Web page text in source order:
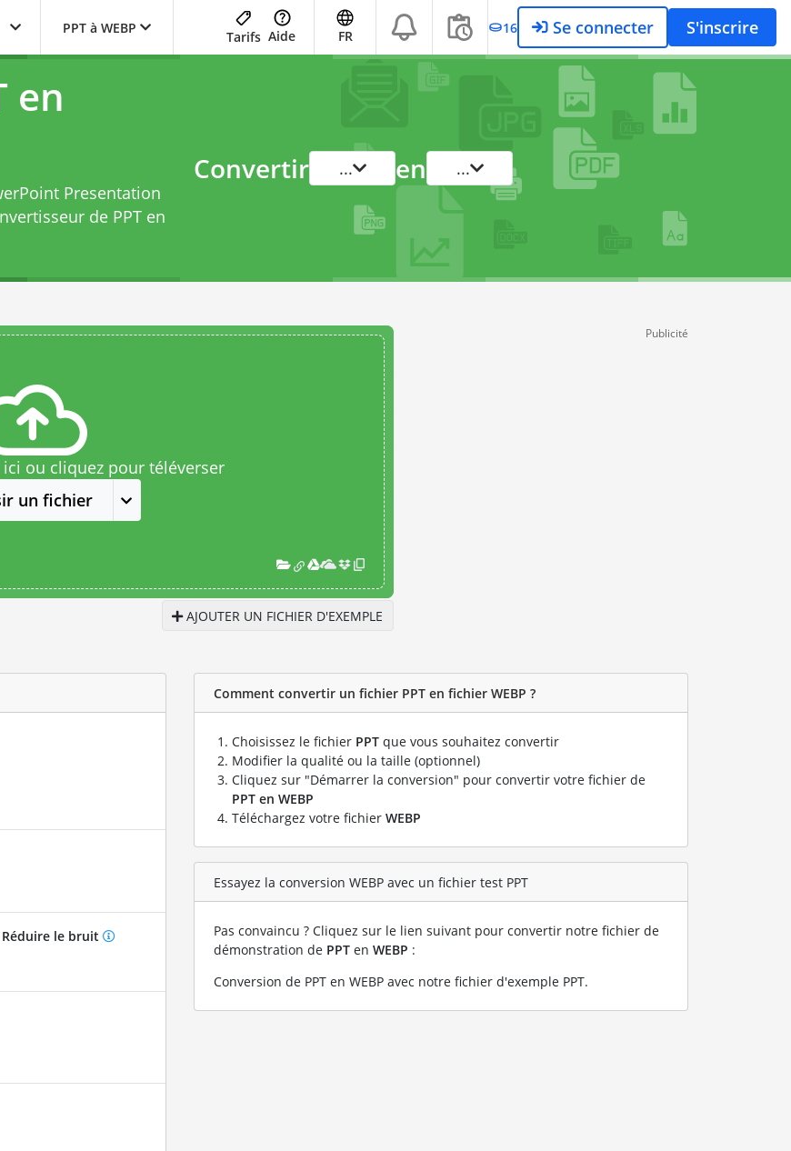
PPT à WEBP
Tarifs Aide FR 16 Se connecter S'inscrire
en
Presentation
de PPT en
Convertir ... en ...
ou cliquez pour téléverser
un fichier
AJOUTER UN FICHIER D'EXEMPLE
Publicité
le bruit
Comment convertir un fichier PPT en fichier WEBP ?
Choisissez le fichier PPT que vous souhaitez convertir
Modifier la qualité ou la taille (optionnel)
Cliquez sur "Démarrer la conversion" pour convertir votre fichier de
PPT en WEBP
Téléchargez votre fichier WEBP
Essayez la conversion WEBP avec un fichier test PPT
Pas convaincu ? Cliquez sur le lien suivant pour convertir notre fichier de
démonstration de PPT en WEBP :
Conversion de PPT en WEBP avec notre fichier d'exemple PPT.